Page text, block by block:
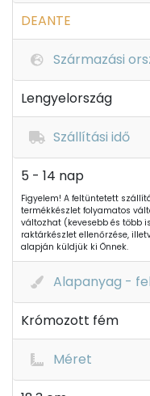
DEANTE
Származási
Lengyelország
Szállítási idő
5 - 14 nap
Figyelem! A feltüntetett
termékkészlet folyamatos
változhat (kevesebb és több
raktárkészlet ellenőrzése,
alapján küldjük ki Önnek.
Alapanyag -
Krómozott fém
Méret